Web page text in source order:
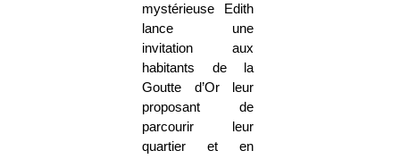
mystérieuse Edith
lance une
invitation aux
habitants de la
Goutte d’Or leur
proposant de
parcourir leur
quartier et en